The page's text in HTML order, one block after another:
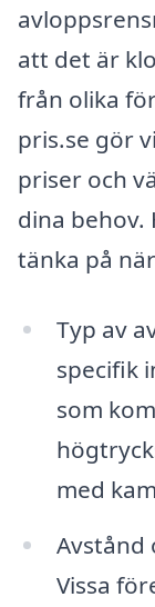
att det är
från olika
pris.se gör
priser och
dina
tänka på
Typ av
specifik
som
med
Avstånd
Vissa